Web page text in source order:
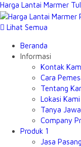
Harga Lantai Marmer
Lihat Semua
Beranda
Informasi
Kontak
Cara
Tentang
Lokasi Kami
Tanya
Company
Produk 1
Jasa